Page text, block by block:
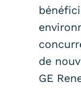
de
GE